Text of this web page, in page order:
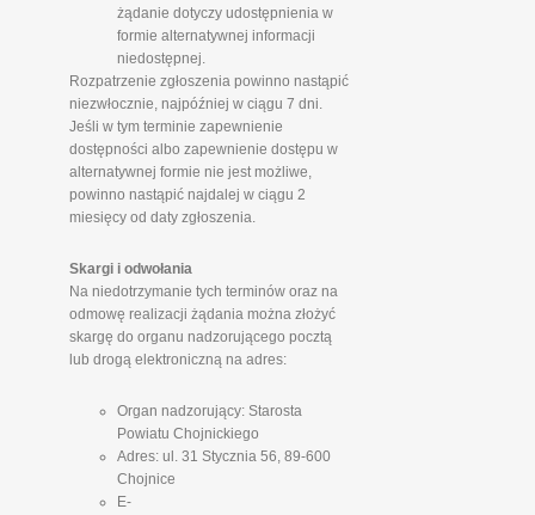
żądanie dotyczy udostępnienia w
formie alternatywnej informacji
niedostępnej.
Rozpatrzenie zgłoszenia powinno nastąpić
niezwłocznie, najpóźniej w ciągu 7 dni.
Jeśli w tym terminie zapewnienie
dostępności albo zapewnienie dostępu w
alternatywnej formie nie jest możliwe,
powinno nastąpić najdalej w ciągu 2
miesięcy od daty zgłoszenia.
Skargi i odwołania
Na niedotrzymanie tych terminów oraz na
odmowę realizacji żądania można złożyć
skargę do organu nadzorującego pocztą
lub drogą elektroniczną na adres:
Organ nadzorujący: Starosta
Powiatu Chojnickiego
Adres: ul. 31 Stycznia 56, 89-600
Chojnice
E-